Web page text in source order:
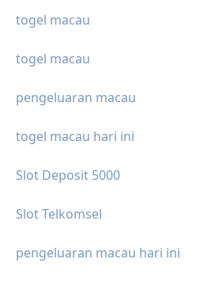
togel macau
togel macau
pengeluaran macau
togel macau hari ini
Slot Deposit 5000
Slot Telkomsel
pengeluaran macau hari ini